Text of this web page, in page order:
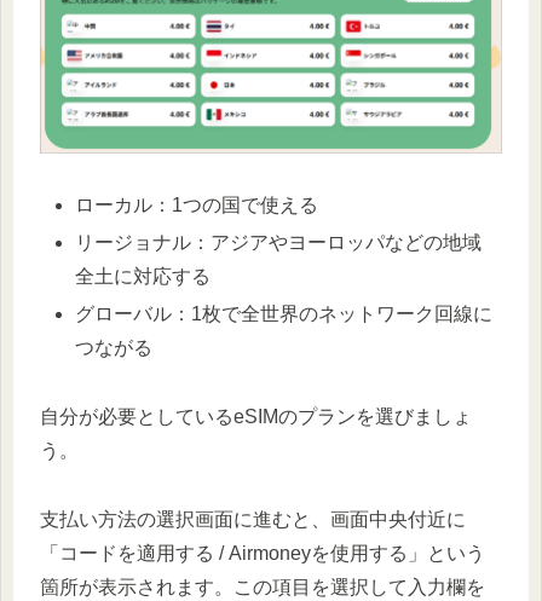
ローカル：1つの国で使える
リージョナル：アジアやヨーロッパなどの地域
全土に対応する
グローバル：1枚で全世界のネットワーク回線に
つながる
自分が必要としているeSIMのプランを選びましょ
う。
支払い方法の選択画面に進むと、画面中央付近に
「コードを適用する / Airmoneyを使用する」という
箇所が表示されます。この項目を選択して入力欄を